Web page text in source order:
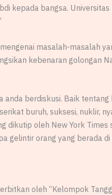
kepada bangsa.
masalah-masalah
kebenaran golongan
berdiskusi. Baik
buruh, suksesi, nuklir,
oleh New York Times
gelintir orang yang berada
oleh “Kelompok